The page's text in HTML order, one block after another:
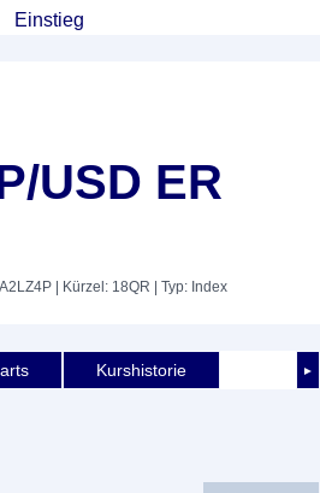
Einstieg
USD ER
| Kürzel: 18QR | Typ: Index
►
Kurshistorie